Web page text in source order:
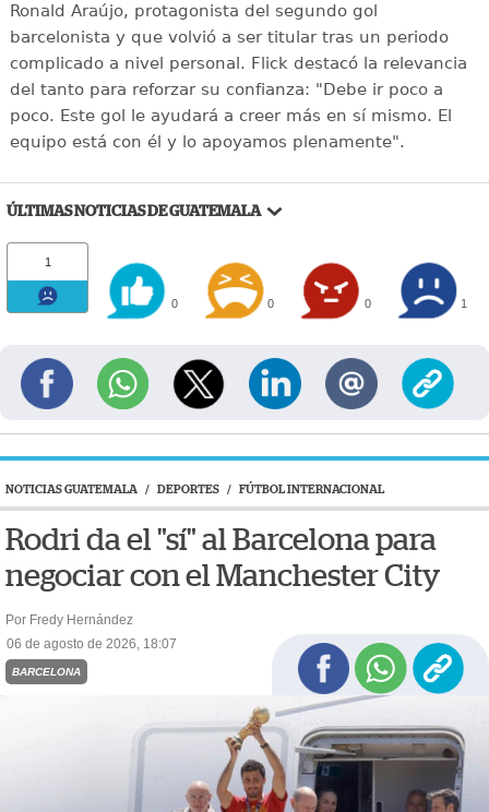
Ronald Araújo, protagonista del segundo gol
barcelonista y que volvió a ser titular tras un periodo
complicado a nivel personal. Flick destacó la relevancia
del tanto para reforzar su confianza: "Debe ir poco a
poco. Este gol le ayudará a creer más en sí mismo. El
equipo está con él y lo apoyamos plenamente".
ÚLTIMAS NOTICIAS DE GUATEMALA
1
0 0 0 1
NOTICIAS GUATEMALA / DEPORTES / FÚTBOL INTERNACIONAL
Rodri da el "sí" al Barcelona para
negociar con el Manchester City
Por Fredy Hernández
06 de agosto de 2026, 18:07
BARCELONA